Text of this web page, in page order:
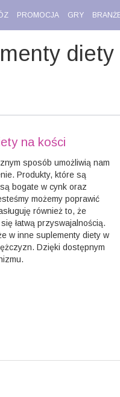
PROMOCJA GRY
diety
na kości
sposób umożliwią nam
Produkty, które są
bogate w cynk oraz
możemy poprawić
również to, że
łatwą przyswajalnością.
w inne suplementy diety w
Dzięki dostępnym